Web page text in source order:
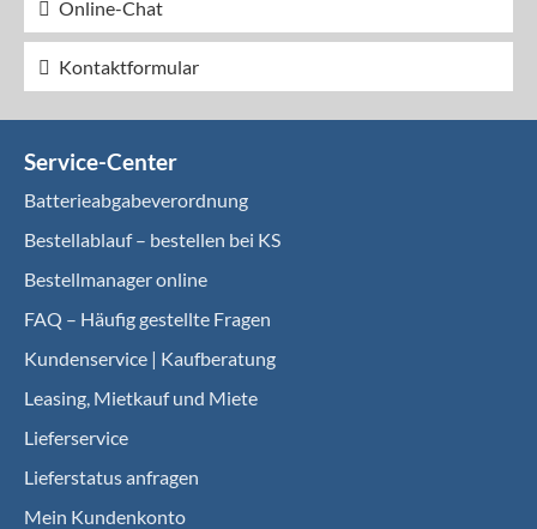
Online-Chat
Kontaktformular
Service-Center
Batterieabgabeverordnung
Bestellablauf – bestellen bei KS
Bestellmanager online
FAQ – Häufig gestellte Fragen
Kundenservice | Kaufberatung
Leasing, Mietkauf und Miete
Lieferservice
Lieferstatus anfragen
Mein Kundenkonto